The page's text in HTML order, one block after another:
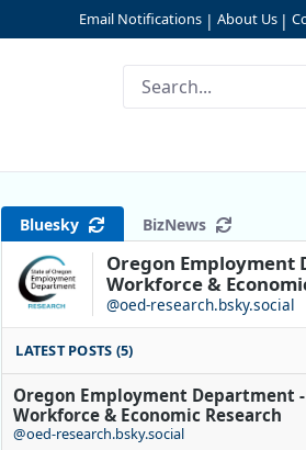
Email Notifications | About Us |
Comunitario
Bluesky BizNews
Oregon Employment
Workforce &
@oed-research.bsky.social
LATEST POSTS (5)
Oregon Employment Department -
Workforce & Economic Research
@oed-research.bsky.social